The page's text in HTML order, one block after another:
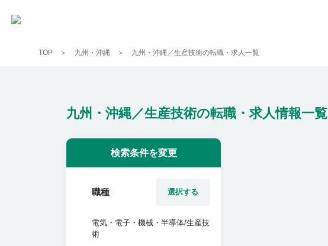
TOP 九州・沖縄 九州・沖縄／生産技術の転職・求人一覧
九州・沖縄／生産技術の転職・求人情報一覧
検索条件を変更
選択する
職種
電気・電子・機械・半導体/生産技
術